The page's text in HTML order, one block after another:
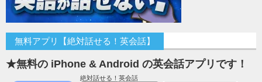
無料アプリ【絶対話せる！英会話】
★無料の iPhone & Android の英会話アプリです！
絶対話せる！英会話